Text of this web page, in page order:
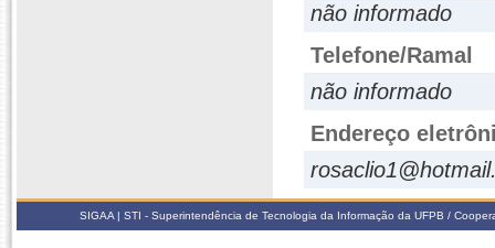
não informado
Telefone/Ramal
não informado
Endereço
SIGAA | STI - Superintendência de Tecnologia da Informação da UFPB /